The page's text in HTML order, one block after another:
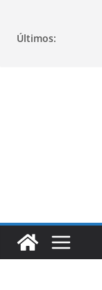
Últimos: